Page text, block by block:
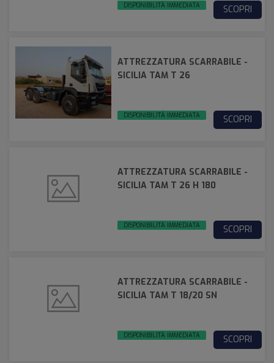
DISPONIBILITÀ IMMEDIATA SCOPRI
ATTREZZATURA SCARRABILE -
SICILIA TAM T 26
DISPONIBILITÀ IMMEDIATA SCOPRI
ATTREZZATURA SCARRABILE -
SICILIA TAM T 26 H 180
DISPONIBILITÀ IMMEDIATA SCOPRI
ATTREZZATURA SCARRABILE -
SICILIA TAM T 18/20 SN
DISPONIBILITÀ IMMEDIATA SCOPRI